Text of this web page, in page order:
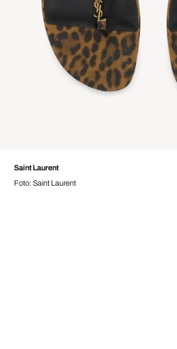
Saint Laurent
Foto: Saint Laurent